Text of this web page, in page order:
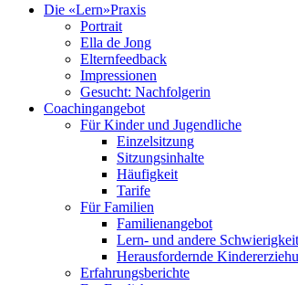
Die «Lern»Praxis
Portrait
Ella de Jong
Elternfeedback
Impressionen
Gesucht: Nachfolgerin
Coachingangebot
Für Kinder und Jugendliche
Einzelsitzung
Sitzungsinhalte
Häufigkeit
Tarife
Für Familien
Familienangebot
Lern- und andere
Herausfordernde
Erfahrungsberichte